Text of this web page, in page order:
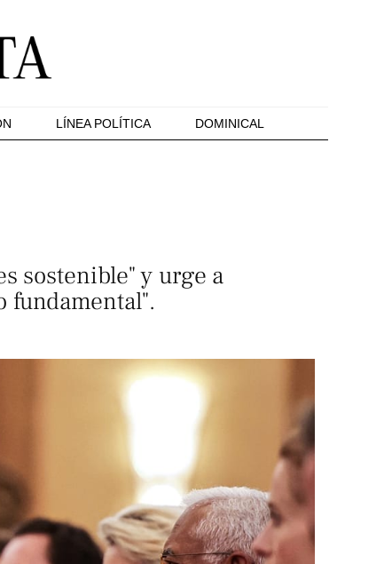
LÍNEA POLÍTICA DOMINICAL
sostenible" y urge a
fundamental".